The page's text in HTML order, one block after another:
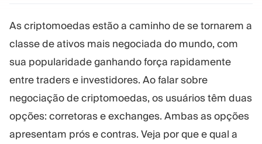
As criptomoedas estão a caminho de se tornarem a
classe de ativos mais negociada do mundo, com
sua popularidade ganhando força rapidamente
entre traders e investidores. Ao falar sobre
negociação de criptomoedas, os usuários têm duas
opções: corretoras e exchanges. Ambas as opções
apresentam prós e contras. Veja por que e qual a
RECURSOS
Guia de marketing
Blog
Glossário
Tutoriais em vídeo
Calculadora de lucro
Plano de negócios
MAIS
Sobre nós
Equipe
Eventos
Números
Notícias da empresa
Carreiras